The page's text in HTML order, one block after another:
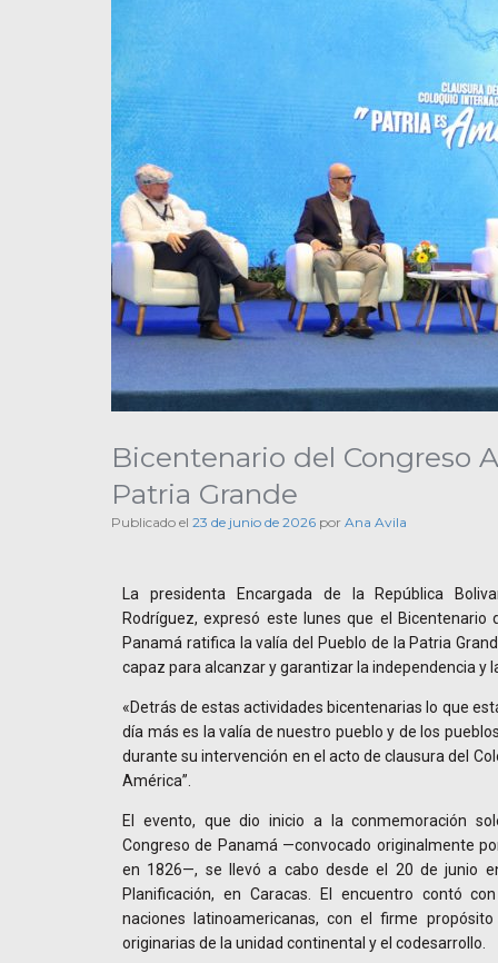
Bicentenario del Congreso
Patria Grande
Publicado el 23 de junio de 2026 por Ana Avila
La presidenta Encargada de la República
Rodríguez, expresó este lunes que el Bicentenario
Panamá ratifica la valía del Pueblo de la Patria
capaz para alcanzar y garantizar la independencia y
«Detrás de estas actividades bicentenarias lo que
día más es la valía de nuestro pueblo y de los
durante su intervención en el acto de clausura del
América”.
El evento, que dio inicio a la conmemoración
Congreso de Panamá —convocado originalmente
en 1826—, se llevó a cabo desde el 20 de junio
Planificación, en Caracas. El encuentro contó
naciones latinoamericanas, con el firme
originarias de la unidad continental y el codesarrollo.